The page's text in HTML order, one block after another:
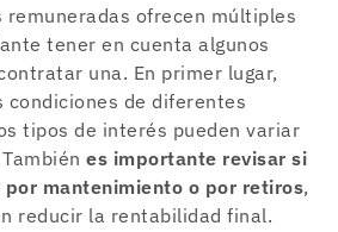
remuneradas ofrecen múltiples
tener en cuenta algunos
una. En primer lugar,
condiciones de diferentes
tipos de interés pueden variar
es importante revisar si
mantenimiento o por retiros,
reducir la rentabilidad final.